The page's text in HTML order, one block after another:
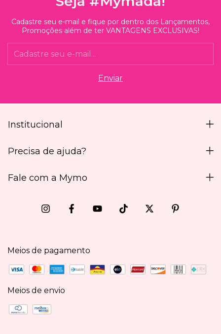
Cadastre seu e-mail e fique por dentro dos Lançamentos,
Promoções além de ter VANTAGENS EXCLUSIVAS!
Institucional
Precisa de ajuda?
Fale com a Mymo
Meios de pagamento
Meios de envio